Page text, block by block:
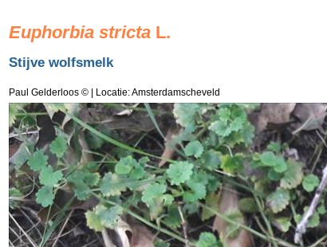
Euphorbia stricta L.
Stijve wolfsmelk
Paul Gelderloos © | Locatie: Amsterdamscheveld